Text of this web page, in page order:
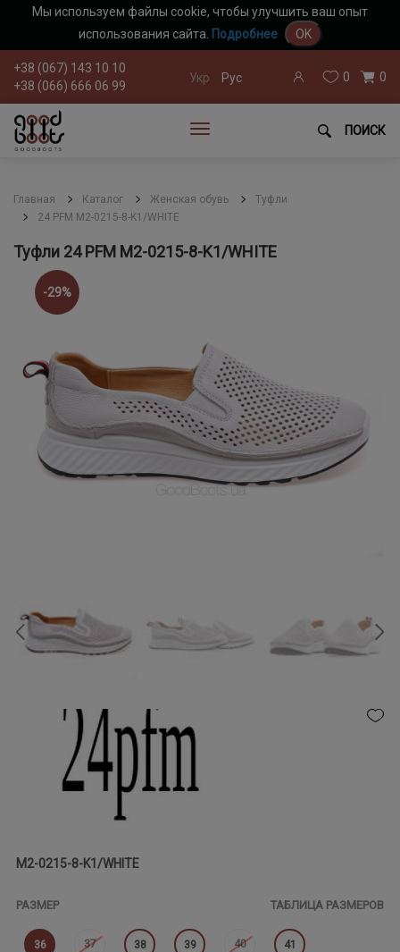
Мы используем файлы cookie, чтобы улучшить ваш опыт
использования сайта. Подробнее OK
+38 (067) 143 10 10
+38 (066) 666 06 99
Укр Рус 0 0
ПОИСК
Главная Каталог Женская обувь
Туфли
24 PFM M2-0215-8-K1/WHITE
Туфли 24 PFM M2-0215-8-K1/WHITE
-29%
M2-0215-8-K1/WHITE
РАЗМЕР ТАБЛИЦА РАЗМЕРОВ
36 37 38 39 40 41